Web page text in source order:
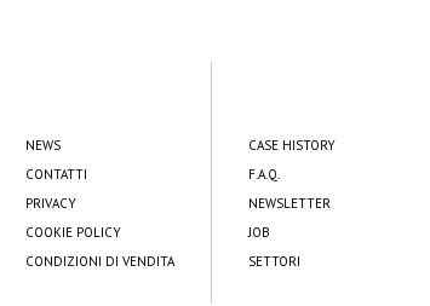
NEWS
CONTATTI
PRIVACY
COOKIE POLICY
CONDIZIONI DI VENDITA
CASE HISTORY
F.A.Q.
NEWSLETTER
JOB
SETTORI